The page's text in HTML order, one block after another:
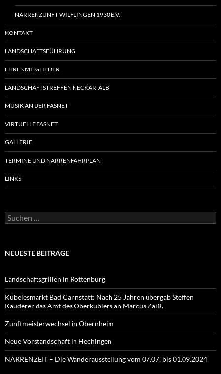
NARRENZUNFT WILFLINGEN 1930 E.V.
KONTAKT
LANDSCHAFTSFÜHRUNG
EHRENMITGLIEDER
LANDSCHAFTSTREFFEN NECKAR-ALB
MUSIK AN DER FASNET
VIRTUELLE FASNET
GALLERIE
TERMINE UND NARRENFAHRPLAN
LINKS
Suchen
nach:
NEUESTE BEITRÄGE
Landschaftsgrillen in Rottenburg
Kübelesmarkt Bad Cannstatt: Nach 25 Jahren übergab Steffen
Kauderer das Amt des Oberküblers an Marcus Zaiß.
Zunftmeisterwechsel in Obernheim
Neue Vorstandschaft in Hechingen
NARRENZEIT – Die Wanderausstellung vom 07.07. bis 01.09.2024